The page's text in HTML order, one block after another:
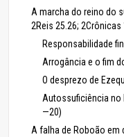
A marcha do reino do
2Reis 25.26;
Responsabilidade
Arrogância e o fim
O desprezo de
Autossuficiência no
—20)
A falha de Roboão